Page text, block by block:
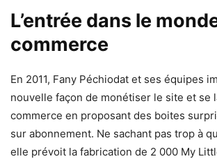
L’entrée dans le
commerce
En 2011, Fany Péchiodat et ses équipes
nouvelle façon de monétiser le site et se
commerce en proposant des boites
sur abonnement. Ne sachant pas trop à
elle prévoit la fabrication de 2 000 My